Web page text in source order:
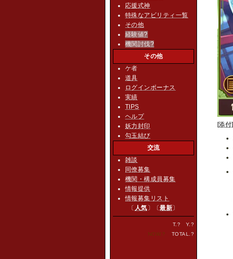
[添付]
応援式神
特殊なアビリティ一覧
その他
経験値?
機関討伐?
その他
ケ者
道具
ログインボーナス
実績
TIPS
ヘルプ
妖力封印
勾玉結び
交流
雑談
同僚募集
機関・構成員募集
情報提供
情報募集リスト
〔 人気 〕〔最新〕
T. ? Y. ?
NOW. ? TOTAL. ?